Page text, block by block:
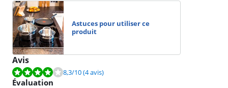
Astuces pour utiliser ce
produit
Avis
La note est de 8,3 sur 10, basée sur 4 avis.
8,3/10(4 avis)
Évaluation